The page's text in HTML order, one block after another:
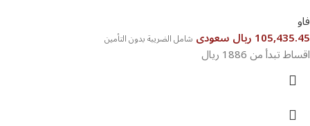
فاو
105,435.45 ريال سعودى شامل الضريبة بدون التأمين
اقساط تبدأ من 1886 ريال